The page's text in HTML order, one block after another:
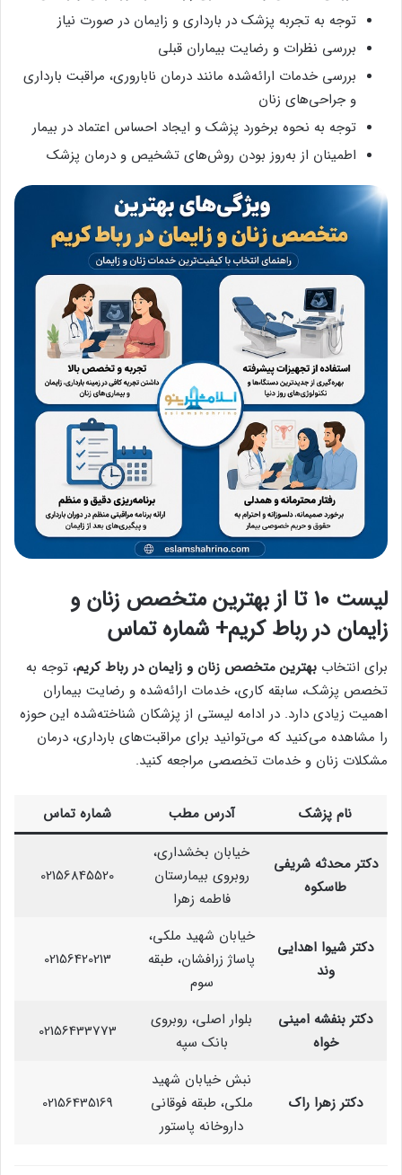
توجه به تجربه پزشک در بارداری و زایمان در صورت نیاز
بررسی نظرات و رضایت بیماران قبلی
بررسی خدمات ارائه‌شده مانند درمان ناباروری، مراقبت بارداری
و جراحی‌های زنان
توجه به نحوه برخورد پزشک و ایجاد احساس اعتماد در بیمار
اطمینان از به‌روز بودن روش‌های تشخیص و درمان پزشک
لیست 10 تا از بهترین متخصص زنان و
زایمان در رباط کریم+ شماره تماس
برای انتخاب بهترین متخصص زنان و زایمان در رباط کریم، توجه به
تخصص پزشک، سابقه کاری، خدمات ارائه‌شده و رضایت بیماران
اهمیت زیادی دارد. در ادامه لیستی از پزشکان شناخته‌شده این حوزه
را مشاهده می‌کنید که می‌توانید برای مراقبت‌های بارداری، درمان
مشکلات زنان و خدمات تخصصی مراجعه کنید.
نام پزشک آدرس مطب شماره تماس
دکتر محدثه شریفی
طاسکوه
خیابان بخشداری،
روبروی بیمارستان
فاطمه زهرا
02156845520
دکتر شیوا اهدایی
وند
خیابان شهید ملکی،
پاساژ زرافشان، طبقه
سوم
02156420213
دکتر بنفشه امینی
خواه
بلوار اصلی، روبروی
بانک سپه
02156433773
دکتر زهرا راک
نبش خیابان شهید
ملکی، طبقه فوقانی
داروخانه پاستور
02156435169